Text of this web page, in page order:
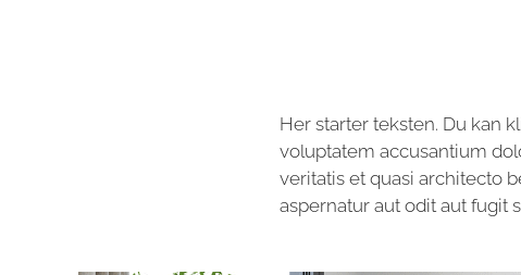
Her starter teksten. Du kan
voluptatem accusantium
veritatis et quasi architecto
aspernatur aut odit aut fugit